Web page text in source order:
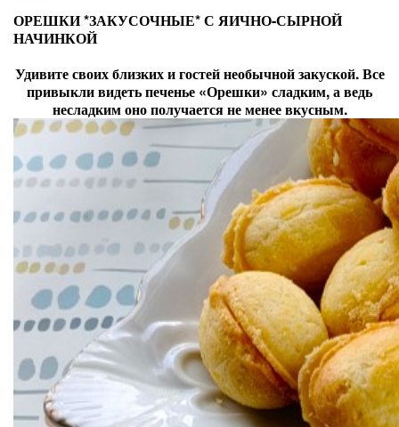
ОРЕШКИ *ЗАКУСОЧНЫЕ* С ЯИЧНО-СЫРНОЙ
НАЧИНКОЙ
Удивите своих близких и гостей необычной закуской. Все
привыкли видеть печенье «Орешки» сладким, а ведь
несладким оно получается не менее вкусным.